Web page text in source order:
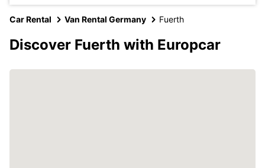
Car Rental Van Rental Germany Fuerth
Discover Fuerth with Europcar